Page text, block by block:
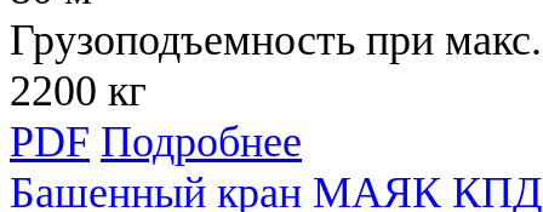
Грузоподъемность при
2200 кг
PDF Подробнее
Башенный кран МАЯК КПД